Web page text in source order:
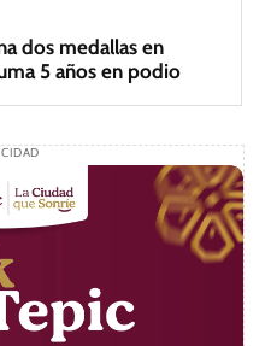
dos medallas en
5 años en podio